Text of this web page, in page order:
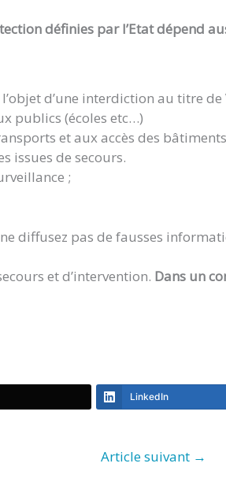
définies par l’Etat dépend
d’une interdiction au titre
publics (écoles etc…)
et aux accès des
issues de secours.
;
diffusez pas de fausses
et d’intervention. Dans un
LinkedIn
Article suivant →